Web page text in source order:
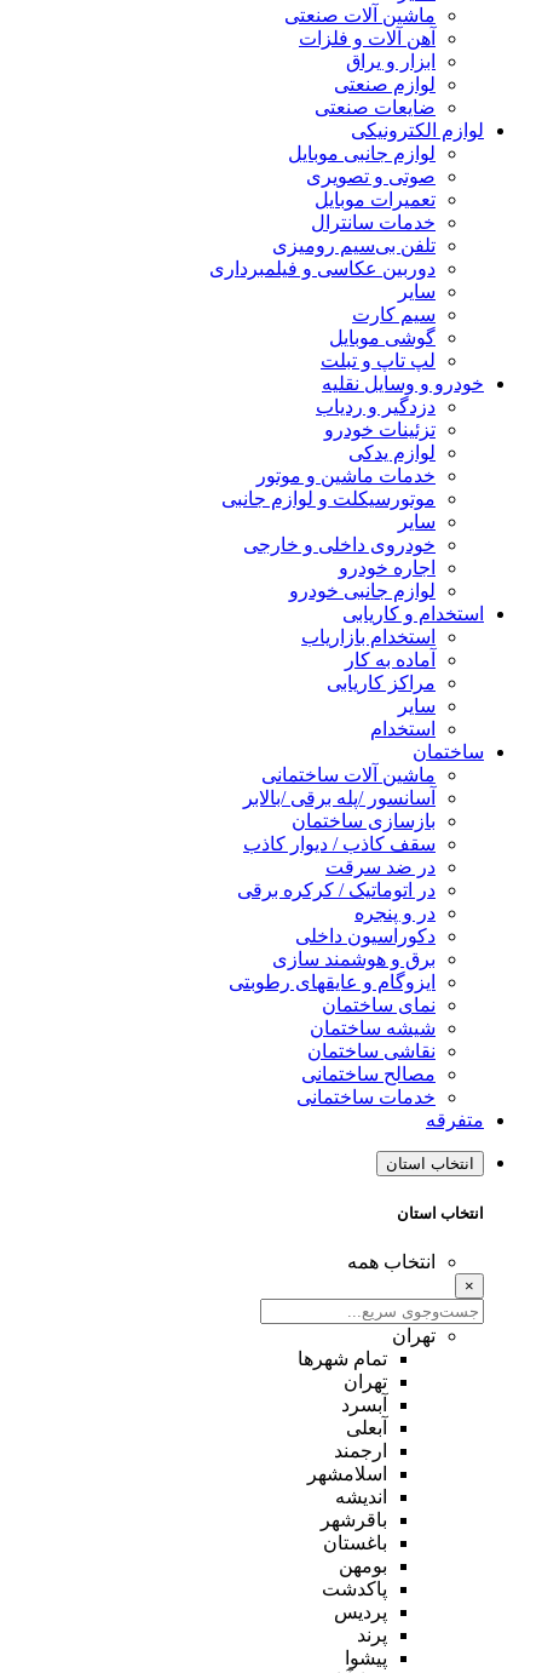
ماشین آلات صنعتی
آهن آلات و فلزات
ابزار و یراق
لوازم صنعتی
ضایعات صنعتی
لوازم الکترونیکی
لوازم جانبی موبایل
صوتی و تصویری
تعمیرات موبایل
خدمات سانترال
تلفن بی‌سیم رومیزی
دوربین عکاسی و فیلمبرداری
سایر
سیم کارت
گوشی موبایل
لپ تاپ و تبلت
خودرو و وسایل نقلیه
دزدگیر و ردیاب
تزئینات خودرو
لوازم یدکی
خدمات ماشین و موتور
موتورسیکلت و لوازم جانبی
سایر
خودروی داخلی و خارجی
اجاره خودرو
لوازم جانبی خودرو
استخدام و کاریابی
استخدام بازاریاب
آماده به کار
مراکز کاریابی
سایر
استخدام
ساختمان
ماشین آلات ساختمانی
آسانسور /پله برقی /بالابر
بازسازی ساختمان
سقف کاذب / دیوار کاذب
در ضد سرقت
در اتوماتیک / کرکره برقی
در و پنجره
دکوراسیون داخلی
برق و هوشمند سازی
ایزوگام و عایقهای رطوبتی
نمای ساختمان
شیشه ساختمان
نقاشی ساختمان
مصالح ساختمانی
خدمات ساختمانی
متفرقه
انتخاب استان
انتخاب استان
انتخاب همه
×
تهران
تمام شهر‌ها
تهران
آبسرد
آبعلی
ارجمند
اسلامشهر
اندیشه
باقرشهر
باغستان
بومهن
پاکدشت
پردیس
پرند
پیشوا